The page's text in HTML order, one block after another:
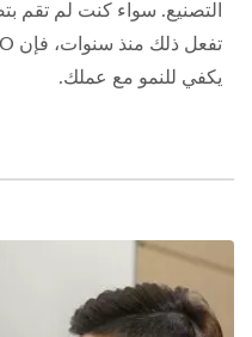
التصنيع. سواء كنت لم
يكفي للنمو مع عملك.